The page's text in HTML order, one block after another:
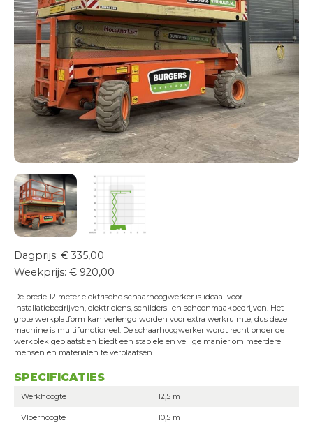
Over Burgers Verhuur
Transportservice
Onderhoud & keuring
24/7 Servicedienst
Training
Projecten
Vacatures
Certificeringen
Erkend leerbedrijf
Duurzaam ondernemen
Short Lease
Contact
Dagprijs: € 335,00
Weekprijs: € 920,00
De brede 12 meter elektrische schaarhoogwerker is ideaal voor
installatiebedrijven, elektriciens, schilders- en schoonmaakbedrijven. Het
grote werkplatform kan verlengd worden voor extra werkruimte, dus deze
machine is multifunctioneel. De schaarhoogwerker wordt recht onder de
werkplek geplaatst en biedt een stabiele en veilige manier om meerdere
mensen en materialen te verplaatsen.
SPECIFICATIES
Werkhoogte 12,5 m
Vloerhoogte 10,5 m